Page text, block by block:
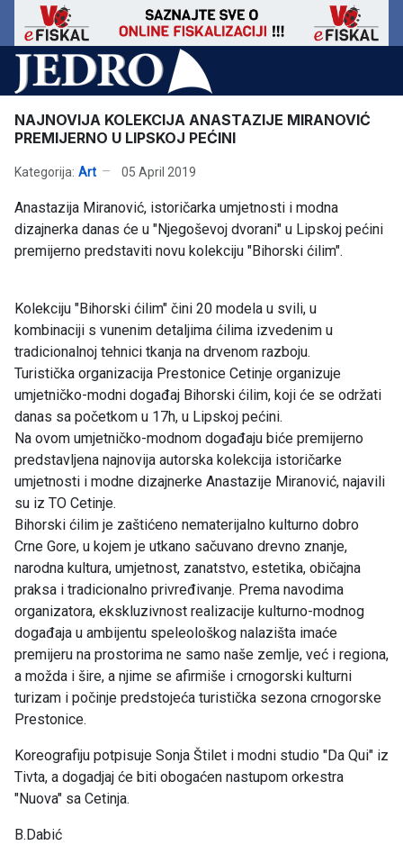
NAJNOVIJA KOLEKCIJA ANASTAZIJE MIRANOVIĆ
PREMIJERNO U LIPSKOJ PEĆINI
Kategorija: Art 05 April 2019
Anastazija Miranović, istoričarka umjetnosti i modna
dizajnerka danas će u "Njegoševoj dvorani" u Lipskoj pećini
premijerno predstaviti novu kolekciju "Bihorski ćilim".
Kolekciju "Bihorski ćilim" čini 20 modela u svili, u
kombinaciji s vunenim detaljima ćilima izvedenim u
tradicionalnoj tehnici tkanja na drvenom razboju.
Turistička organizacija Prestonice Cetinje organizuje
umjetničko-modni događaj Bihorski ćilim, koji će se održati
danas sa početkom u 17h, u Lipskoj pećini.
Na ovom umjetničko-modnom događaju biće premijerno
predstavljena najnovija autorska kolekcija istoričarke
umjetnosti i modne dizajnerke Anastazije Miranović, najavili
su iz TO Cetinje.
Bihorski ćilim je zaštićeno nematerijalno kulturno dobro
Crne Gore, u kojem je utkano sačuvano drevno znanje,
narodna kultura, umjetnost, zanatstvo, estetika, običajna
praksa i tradicionalno privređivanje. Prema navodima
organizatora, ekskluzivnost realizacije kulturno-modnog
događaja u ambijentu speleološkog nalazišta imaće
premijeru na prostorima ne samo naše zemlje, već i regiona,
a možda i šire, a njime se afirmiše i crnogorski kulturni
turizam i počinje predstojeća turistička sezona crnogorske
Prestonice.
Koreografiju potpisuje Sonja Štilet i modni studio "Da Qui" iz
Tivta, a dogadjaj će biti obogaćen nastupom orkestra
"Nuova" sa Cetinja.
B.Dabić